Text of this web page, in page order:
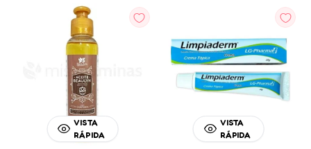
VISTA
RÁPIDA
VISTA
RÁPIDA